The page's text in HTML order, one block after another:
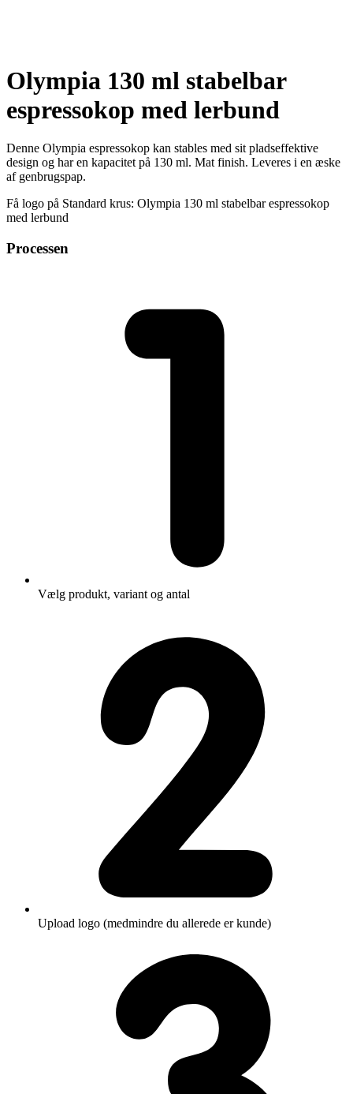
Olympia 130 ml stabelbar
espressokop med lerbund
Denne Olympia espressokop kan stables med sit pladseffektive
design og har en kapacitet på 130 ml. Mat finish. Leveres i en æske
af genbrugspap.
Få logo på Standard krus: Olympia 130 ml stabelbar espressokop
med lerbund
Processen
Vælg produkt, variant og antal
Upload logo (medmindre du allerede er kunde)